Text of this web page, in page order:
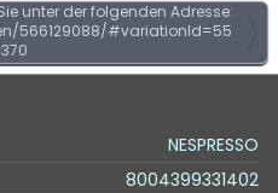
unter der folgenden Adresse:
566129088/#variationId=55
NESPRESSO
8004399331402